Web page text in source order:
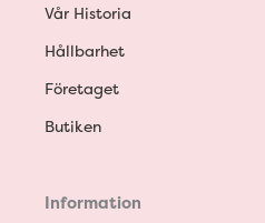
Vår Historia
Hållbarhet
Företaget
Butiken
Information